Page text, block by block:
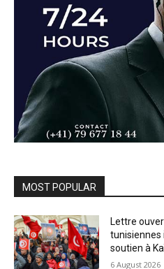
MOST POPULAR
Lettre
tunisiennes
soutien à
6 August 2026